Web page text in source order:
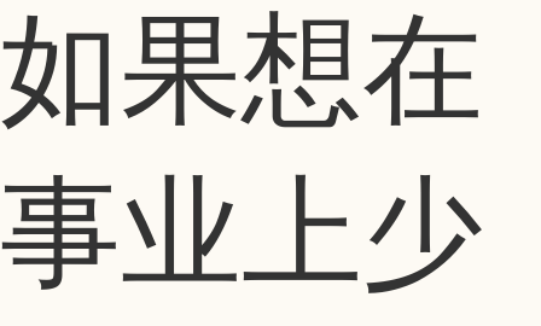
如果想在
事业上少